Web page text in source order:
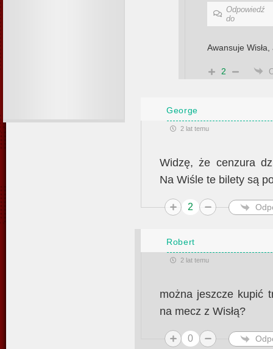
Odpowiedź
do
Awansuje
2
George
2 lat temu
Widzę, że cenzura
Na Wiśle te bilety są
2
Robert
2 lat temu
można jeszcze kupić
na mecz z Wisłą?
0